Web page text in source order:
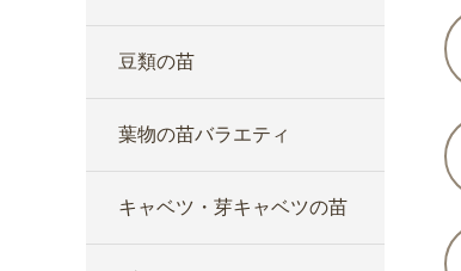
豆類の苗
葉物の苗バラエティ
キャベツ・芽キャベツの苗